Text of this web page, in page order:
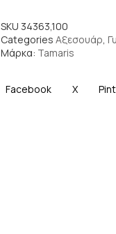
SKU 34363,100
Categories Αξεσουάρ,
Μάρκα: Tamaris
Facebook X